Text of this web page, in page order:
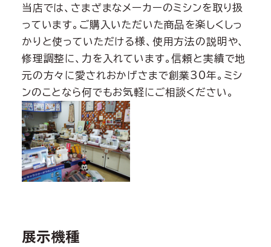
当店では、さまざまなメーカーのミシンを取り扱
っています。ご購入いただいた商品を楽しくしっ
かりと使っていただける様、使用方法の説明や、
修理調整に、力を入れています。信頼と実績で地
元の方々に愛されおかげさまで創業30年。ミシ
ンのことなら何でもお気軽にご相談ください。
展示機種